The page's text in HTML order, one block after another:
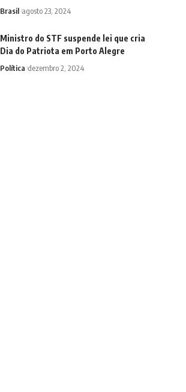
Brasil agosto 23, 2024
Ministro do STF suspende lei que cria
Dia do Patriota em Porto Alegre
Política dezembro 2, 2024